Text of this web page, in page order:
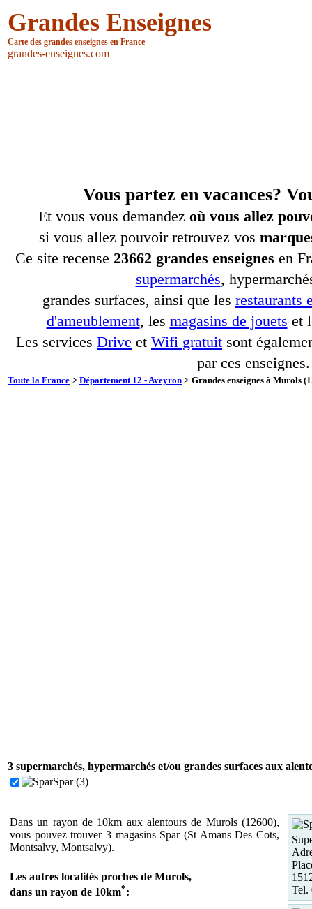
Grandes Enseignes
Carte des grandes enseignes en France
grandes-enseignes.com
Vous partez en vacances?
Et vous vous demandez où vous allez
si vous allez pouvoir retrouvez vos
Ce site recense 23662 grandes enseignes en
supermarchés,
grandes surfaces, ainsi que les restaurants
d'ameublement, les magasins de jouets et
Les services Drive et Wifi gratuit sont
par ces enseignes.
Toute la France > Département 12 - Aveyron > Grandes enseignes à Murols
3 supermarchés, hypermarchés et/ou grandes surfaces aux
Spar (3)
Dans un rayon de 10km aux alentours de Murols (12600),
vous pouvez trouver 3 magasins Spar (St Amans Des Cots,
Montsalvy, Montsalvy).
Les autres localités proches de Murols,
dans un rayon de 10km*:
Tel.